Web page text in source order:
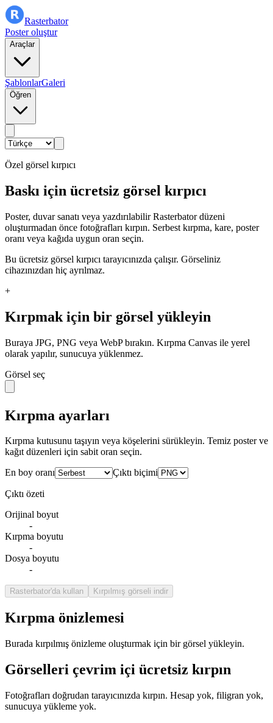
Rasterbator
Poster oluştur
Araçlar
ŞablonlarGaleri
Öğren
Özel görsel kırpıcı
Baskı için ücretsiz görsel kırpıcı
Poster, duvar sanatı veya yazdırılabilir Rasterbator düzeni
oluşturmadan önce fotoğrafları kırpın. Serbest kırpma, kare, poster
oranı veya kağıda uygun oran seçin.
Bu ücretsiz görsel kırpıcı tarayıcınızda çalışır. Görseliniz
cihazınızdan hiç ayrılmaz.
+
Kırpmak için bir görsel yükleyin
Buraya JPG, PNG veya WebP bırakın. Kırpma Canvas ile yerel
olarak yapılır, sunucuya yüklenmez.
Görsel seç
Kırpma ayarları
Kırpma kutusunu taşıyın veya köşelerini sürükleyin. Temiz poster ve
kağıt düzenleri için sabit oran seçin.
En boy oranı
Çıktı biçimi
Çıktı özeti
Orijinal boyut
-
Kırpma boyutu
-
Dosya boyutu
-
Rasterbator'da kullan Kırpılmış görseli indir
Kırpma önizlemesi
Burada kırpılmış önizleme oluşturmak için bir görsel yükleyin.
Görselleri çevrim içi ücretsiz kırpın
Fotoğrafları doğrudan tarayıcınızda kırpın. Hesap yok, filigran yok,
sunucuya yükleme yok.